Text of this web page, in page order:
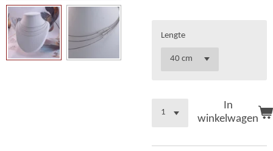
Lengte
In
winkelwagen